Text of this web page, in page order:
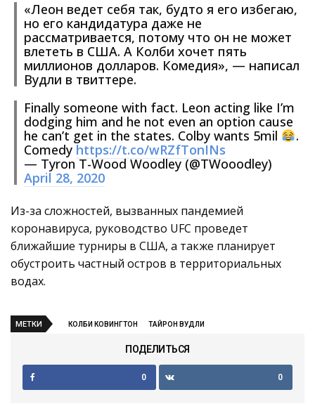
«Леон ведет себя так, будто я его избегаю,
но его кандидатура даже не
рассматривается, потому что он не может
влететь в США. А Колби хочет пять
миллионов долларов. Комедия», — написал
Вудли в твиттере.
Finally someone with fact. Leon acting like I’m
dodging him and he not even an option cause
he can’t get in the states. Colby wants 5mil
.
Comedy https://t.co/wRZfTonINs
— Tyron T-Wood Woodley (@TWooodley)
April 28, 2020
Из-за сложностей, вызванных пандемией
коронавируса, руководство UFC проведет
ближайшие турниры в США, а также планирует
обустроить частный остров в территориальных
водах.
МЕТКИ КОЛБИ КОВИНГТОН ТАЙРОН ВУДЛИ
ПОДЕЛИТЬСЯ
0 0